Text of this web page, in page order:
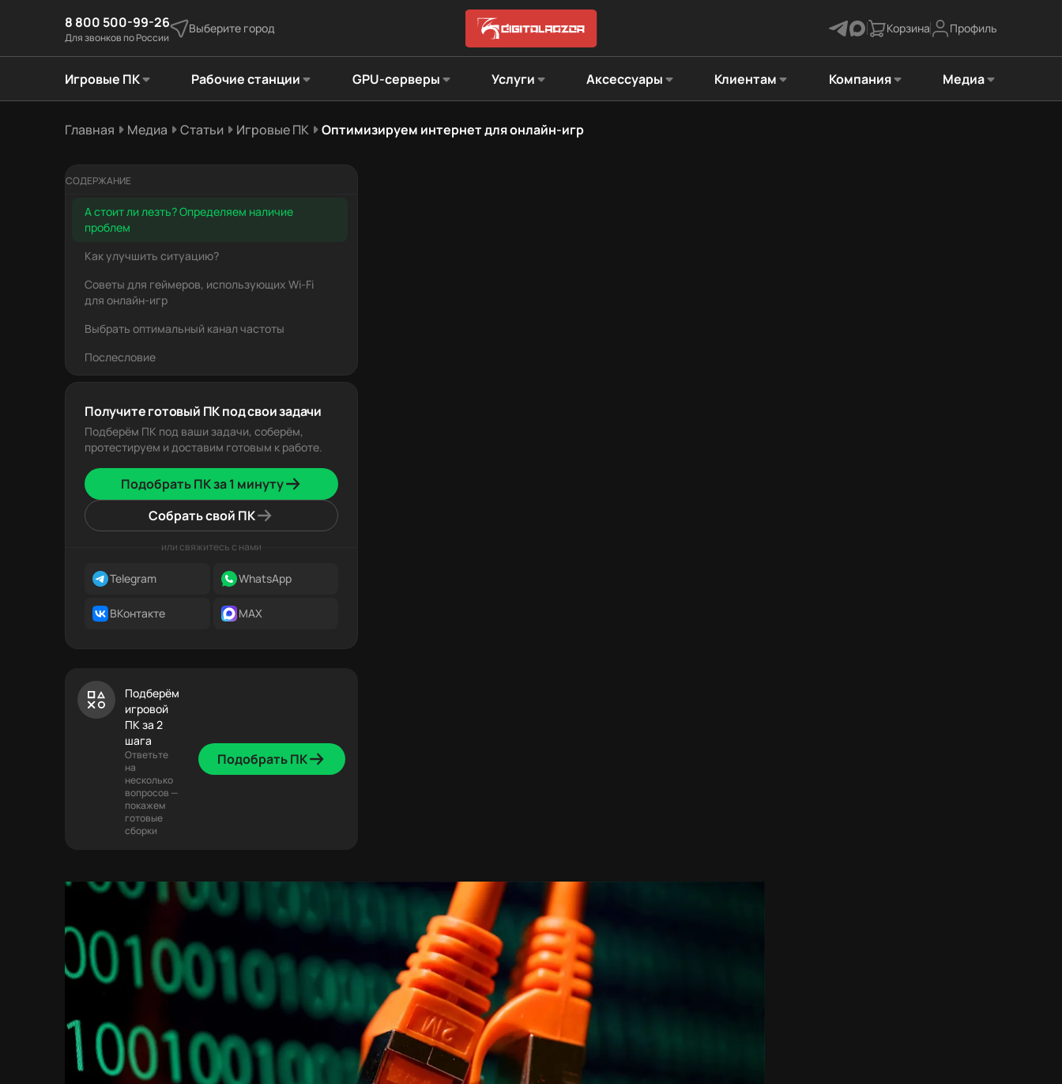
8 800 500-99-26
Для звонков по России
Выберите город Корзина Профиль
Игровые ПК Рабочие станции GPU-серверы Услуги Аксессуары Клиентам Компания Медиа
Главная Медиа Статьи Игровые ПК Оптимизируем интернет для онлайн-игр
СОДЕРЖАНИЕ
А стоит ли лезть? Определяем наличие
проблем
Как улучшить ситуацию?
Советы для геймеров, использующих Wi-Fi
для онлайн-игр
Выбрать оптимальный канал частоты
Послесловие
Получите готовый ПК под свои задачи
Подберём ПК под ваши задачи, соберём,
протестируем и доставим готовым к работе.
Подобрать ПК за 1 минуту
Собрать свой ПК
или свяжитесь с нами
Telegram WhatsApp
ВКонтакте MAX
Подберём
игровой
ПК за 2
шага
Ответьте
на
несколько
вопросов —
покажем
готовые
сборки
Подобрать ПК